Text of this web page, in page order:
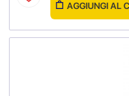
AGGIUNGI AL